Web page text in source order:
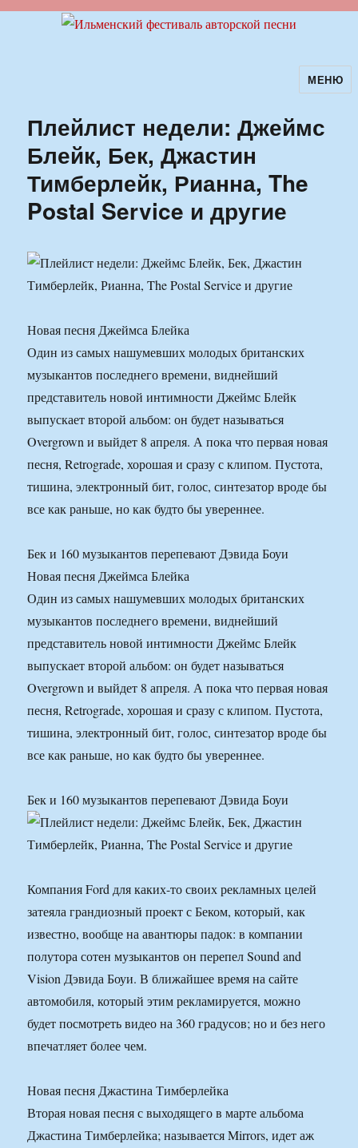
Ильменский фестиваль авторскойМЕНЮ
Плейлист недели: Джеймс
Блейк, Бек, Джастин
Тимберлейк, Рианна, The
Postal Service и другие
Новая песня Джеймса Блейка
Один из самых нашумевших молодых британских
музыкантов последнего времени, виднейший
представитель новой интимности Джеймс Блейк
выпускает второй альбом: он будет называться
Overgrown и выйдет 8 апреля. А пока что первая новая
песня, Retrograde, хорошая и сразу с клипом. Пустота,
тишина, электронный бит, голос, синтезатор вроде бы
все как раньше, но как будто бы увереннее.
Бек и 160 музыкантов перепевают Дэвида Боуи
Новая песня Джеймса Блейка
Один из самых нашумевших молодых британских
музыкантов последнего времени, виднейший
представитель новой интимности Джеймс Блейк
выпускает второй альбом: он будет называться
Overgrown и выйдет 8 апреля. А пока что первая новая
песня, Retrograde, хорошая и сразу с клипом. Пустота,
тишина, электронный бит, голос, синтезатор вроде бы
все как раньше, но как будто бы увереннее.
Бек и 160 музыкантов перепевают Дэвида Боуи
Компания Ford для каких-то своих рекламных целей
затеяла грандиозный проект с Беком, который, как
известно, вообще на авантюры падок: в компании
полутора сотен музыкантов он перепел Sound and
Vision Дэвида Боуи. В ближайшее время на сайте
автомобиля, который этим рекламируется, можно
будет посмотреть видео на 360 градусов; но и без него
впечатляет более чем.
Новая песня Джастина Тимберлейка
Вторая новая песня с выходящего в марте альбома
Джастина Тимберлейка; называется Mirrors, идет аж